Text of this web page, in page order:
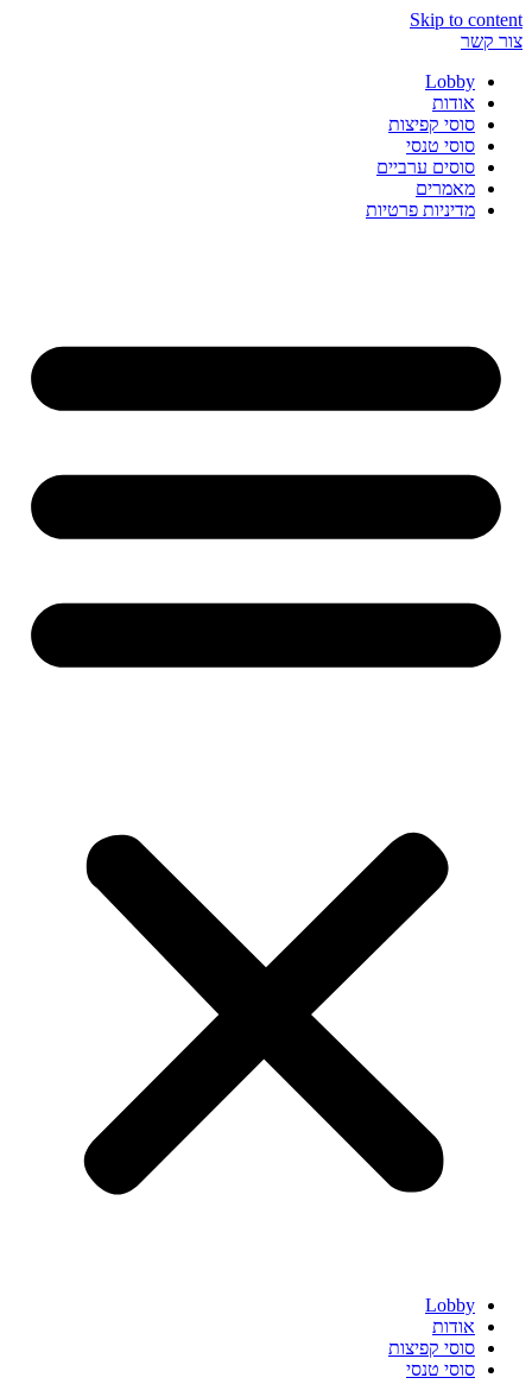
Skip to content
צור קשר
Lobby
אודות
סוסי קפיצות
סוסי טנסי
סוסים ערביים
מאמרים
מדיניות פרטיות
Lobby
אודות
סוסי קפיצות
סוסי טנסי